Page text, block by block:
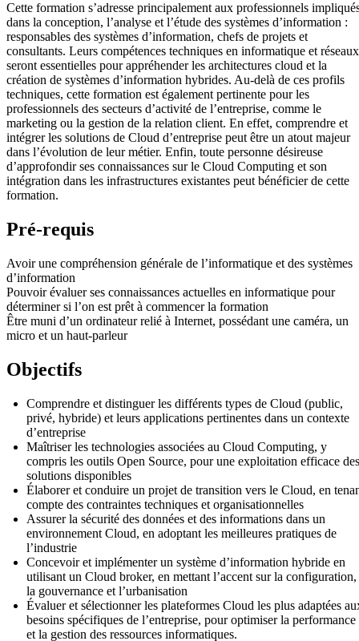
Cette formation s’adresse principalement aux professionnels
dans la conception, l’analyse et l’étude des systèmes d’information :
responsables des systèmes d’information, chefs de projets et
consultants. Leurs compétences techniques en informatique et réseaux
seront essentielles pour appréhender les architectures cloud et la
création de systèmes d’information hybrides. Au-delà de ces profils
techniques, cette formation est également pertinente pour les
professionnels des secteurs d’activité de l’entreprise, comme le
marketing ou la gestion de la relation client. En effet, comprendre et
intégrer les solutions de Cloud d’entreprise peut être un atout majeur
dans l’évolution de leur métier. Enfin, toute personne désireuse
d’approfondir ses connaissances sur le Cloud Computing et son
intégration dans les infrastructures existantes peut bénéficier de cette
formation.
Pré-requis
Avoir une compréhension générale de l’informatique et des systèmes
d’information
Pouvoir évaluer ses connaissances actuelles en informatique pour
déterminer si l’on est prêt à commencer la formation
Être muni d’un ordinateur relié à Internet, possédant une caméra, un
micro et un haut-parleur
Objectifs
Comprendre et distinguer les différents types de Cloud (public,
privé, hybride) et leurs applications pertinentes dans un contexte
d’entreprise
Maîtriser les technologies associées au Cloud Computing, y
compris les outils Open Source, pour une exploitation efficace des
solutions disponibles
Élaborer et conduire un projet de transition vers le Cloud, en
compte des contraintes techniques et organisationnelles
Assurer la sécurité des données et des informations dans un
environnement Cloud, en adoptant les meilleures pratiques de
l’industrie
Concevoir et implémenter un système d’information hybride en
utilisant un Cloud broker, en mettant l’accent sur la configuration,
la gouvernance et l’urbanisation
Évaluer et sélectionner les plateformes Cloud les plus adaptées
besoins spécifiques de l’entreprise, pour optimiser la performance
et la gestion des ressources informatiques.